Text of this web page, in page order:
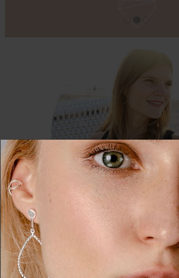
ÜBER
Wir nutzen Cookies auf unserer
diesen sind essenziell, während
diese Website und Ihre Erfahrung zu